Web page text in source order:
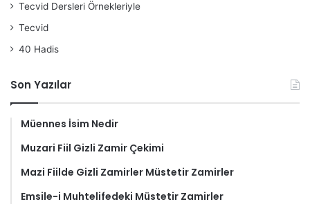
Tecvid Dersleri Örnekleriyle
Tecvid
40 Hadis
Son Yazılar
Müennes İsim Nedir
Muzari Fiil Gizli Zamir Çekimi
Mazi Fiilde Gizli Zamirler Müstetir Zamirler
Emsile-i Muhtelifedeki Müstetir Zamirler